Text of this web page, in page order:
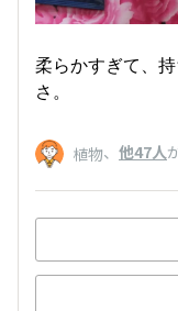
柔らかすぎて、
さ。
植物、 他47人